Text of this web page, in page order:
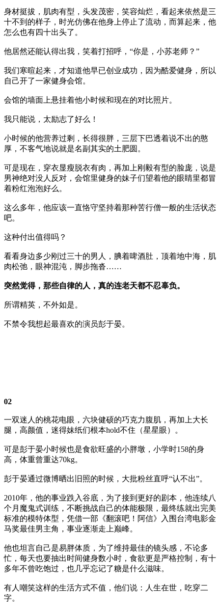
身材挺拔，肌肉有型，头发茂密，笑容灿烂，看起来依然是三
十不到的样子，时光仿佛在他身上停止了流动，而算起来，他
怎么也有四十出头了。
他居然还能认得出我，笑着打招呼，“你是，小苏老师？”
我们寒暄起来，才知道他早已创业成功，因为酷爱健身，所以
自己开了一家健身会馆。
会馆的墙面上悬挂着他小时候和现在的对比照片。
我只能说，太励志了好么！
小时候的他营养过剩，长得很胖，三层下巴透着说不出的憨
厚，不客气地说就是名副其实的土肥圆。
可是现在，穿衣显瘦脱衣有肉，再加上刚毅有型的脸庞，说是
男神绝对没人反对，会馆里健身的妹子们望着他的眼睛里都冒
着粉红泡泡好么。
这么多年，他应该一直恪守坚持着那种苦行僧一般的生活状态
吧。
这种付出值得吗？
看看身边多少刚过三十的男人，腆着啤酒肚，顶着地中海，肌
肉松弛，眼神混沌，脚步拖沓……
突然觉得，那些自律的人，真的连老天都不忍辜负。
所谓精英，不外如是。
不禁令我想起最喜欢的演员彭于晏。
02
一双迷人的桃花电眼，六块健硕的巧克力腹肌，再加上大长
腿，高颜值，迷得妹纸们根本hold不住（星星眼）。
可是彭于晏小时候也是食欲旺盛的小胖墩，小学时158的身
高，体重曾重达70kg。
彭于晏通过微博晒出旧照的时候，大批粉丝直呼“认不出”。
2010年，他的事业跌入谷底，为了接到更好的剧本，他连续八
个月魔鬼式训练，不断挑战自己的体能极限，最终练就出完美
标准的模特体型，凭借一部《翻滚吧！阿信》入围台湾电影金
马奖最佳男主角，事业逐渐走上巅峰。
他也坦言自己是易胖体质，为了维持最佳的镜头感，不论多
忙，每天也要抽出时间健身数小时，食欲更是严格控制，有十
多年不曾吃饱过，也几乎忘记了糖是什么滋味。
有人嘲笑这样的生活方式不值，他们说：人生在世，吃穿二
字。